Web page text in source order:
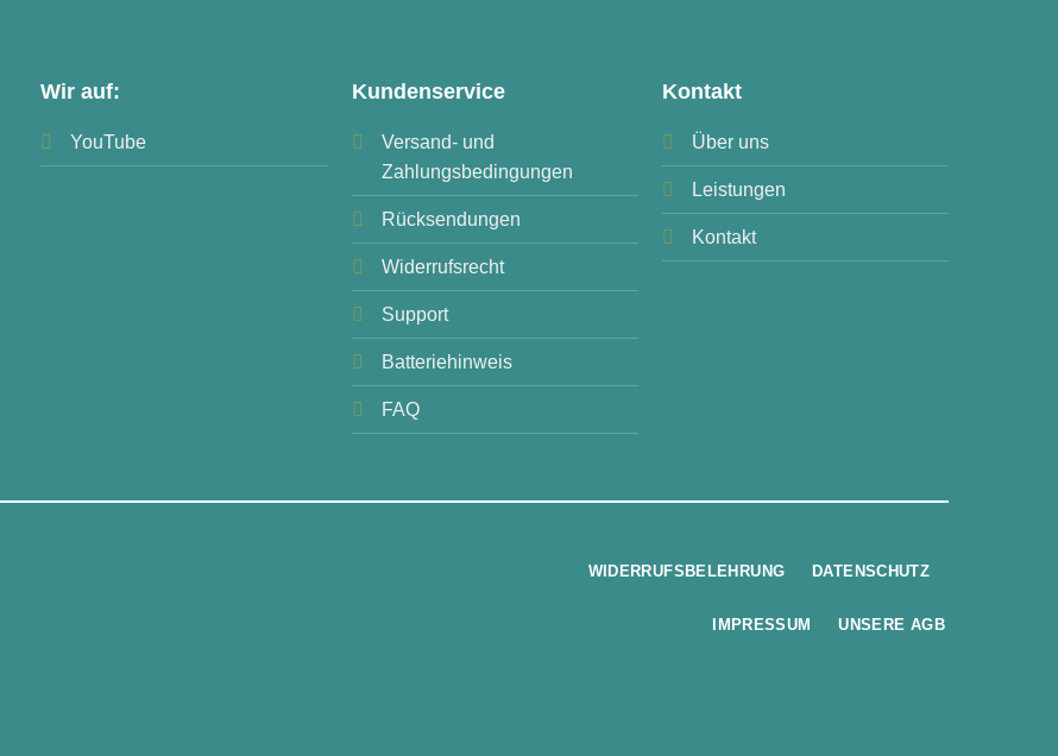
Wir auf:
YouTube
Kundenservice
Versand- und
Zahlungsbedingungen
Rücksendungen
Widerrufsrecht
Support
Batteriehinweis
FAQ
Kontakt
Über uns
Leistungen
Kontakt
WIDERRUFSBELEHRUNG DATENSCHUTZ
IMPRESSUM UNSERE AGB